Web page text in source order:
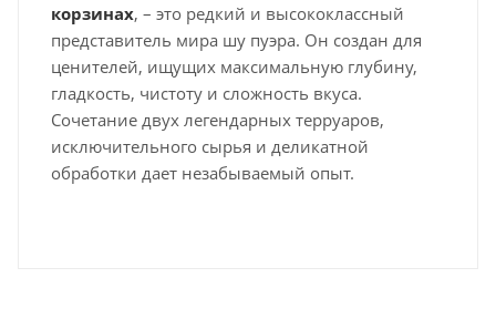
корзинах, – это редкий и высококлассный
представитель мира шу пуэра. Он создан для
ценителей, ищущих максимальную глубину,
гладкость, чистоту и сложность вкуса.
Сочетание двух легендарных терруаров,
исключительного сырья и деликатной
обработки дает незабываемый опыт.